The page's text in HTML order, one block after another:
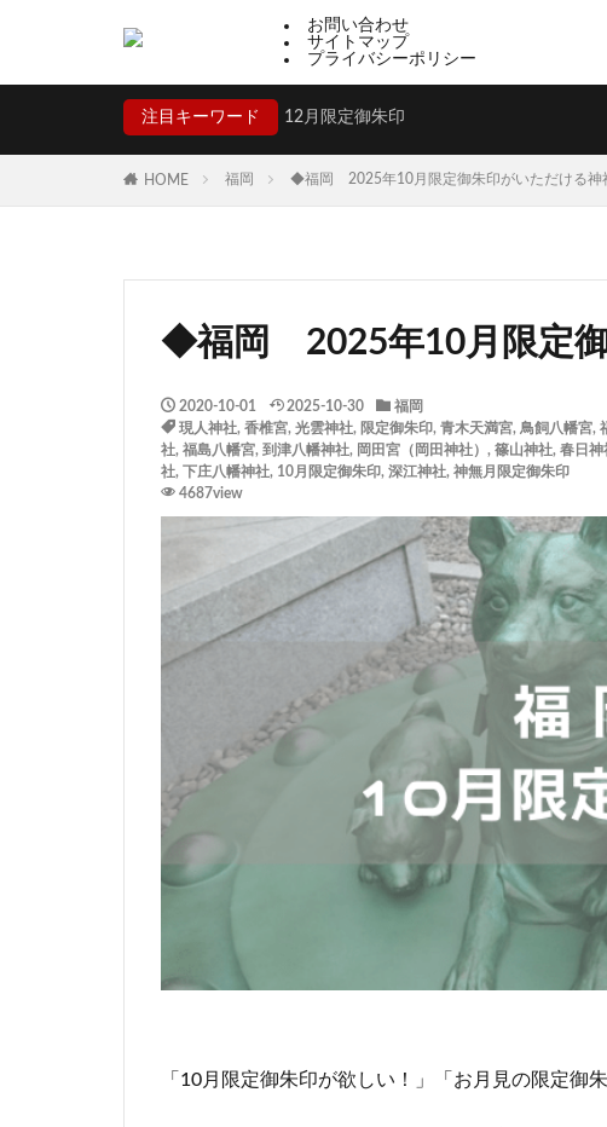
お問い合わせ
サイトマップ
プライバシーポリシー
注目キーワード 12月限定御朱印
HOME 福岡 ◆福岡 2025年10月限定御朱印がいただける神
◆福岡 2025年10月限定
2020-10-01 2025-10-30
福岡
現人神社, 香椎宮, 光雲神社, 限定御朱印, 青木天満宮, 鳥飼八幡宮,
社, 福島八幡宮, 到津八幡神社, 岡田宮（岡田神社） , 篠山神社, 春日神
社, 下庄八幡神社, 10月限定御朱印, 深江神社, 神無月限定御朱印
4687view
「10月限定御朱印が欲しい！」「お月見の限定御